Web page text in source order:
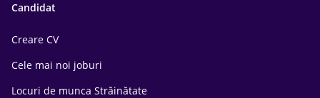
Candidat
Creare CV
Cele mai noi joburi
Locuri de munca Străinătate